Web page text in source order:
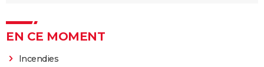
EN CE MOMENT
Incendies